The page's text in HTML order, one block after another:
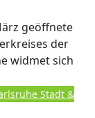
geöffnete
der
widmet sich
Stadt &